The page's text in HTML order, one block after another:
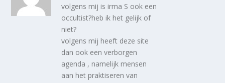
volgens mij is irma S ook een
occultist?heb ik het gelijk of
niet?
volgens mij heeft deze site
dan ook een verborgen
agenda , namelijk mensen
aan het praktiseren van